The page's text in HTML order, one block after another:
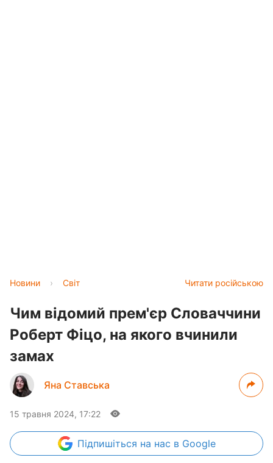
Читати російською
Новини › Світ
Чим відомий прем'єр Словаччини
Роберт Фіцо, на якого вчинили
замах
Яна Ставська
15 травня 2024, 17:22
Підпишіться на нас в Google